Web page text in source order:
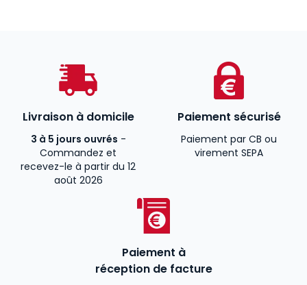
Livraison à domicile
3 à 5 jours ouvrés -
Commandez et
recevez-le à partir du 12
août 2026
Paiement sécurisé
Paiement par CB ou
virement SEPA
Paiement à
réception de facture